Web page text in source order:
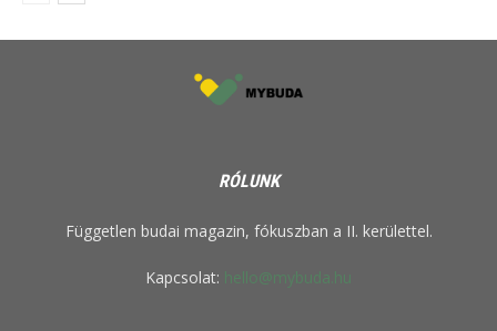
RÓLUNK
Független budai magazin, fókuszban a II. kerülettel.
Kapcsolat: hello@mybuda.hu